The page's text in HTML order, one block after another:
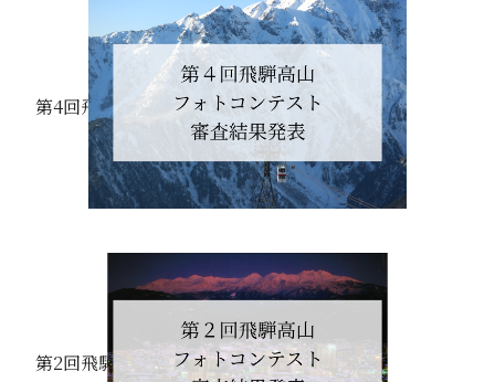
第4回飛騨高山フォトコンテスト 結果発表
第2回飛騨高山フォトコンテスト 結果発表